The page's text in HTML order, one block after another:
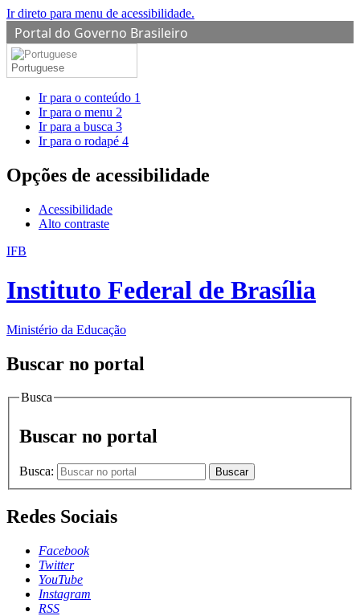
Ir direto para menu de acessibilidade.
Portal do Governo Brasileiro
Portuguese
Ir para o conteúdo 1
Ir para o menu 2
Ir para a busca 3
Ir para o rodapé 4
Opções de acessibilidade
Acessibilidade
Alto contraste
IFB
Instituto Federal de Brasília
Ministério da Educação
Buscar no portal
Busca
Buscar no portal
Busca: Buscar
Redes Sociais
Facebook
Twitter
YouTube
Instagram
RSS